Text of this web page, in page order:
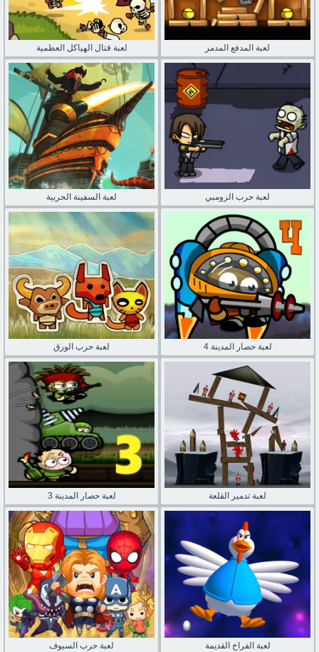
لعبة قتال الهياكل العظمية لعبة المدفع المدمر
لعبة السفينة الحربية لعبة حرب الزومبي
لعبة حرب الورق لعبة حصار المدينة 4
لعبة حصار المدينة 3 لعبة تدمير القلعة
لعبة حرب السيوف لعبة الفراخ القديمة